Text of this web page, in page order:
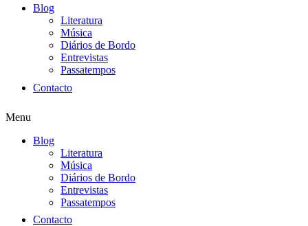
Blog
Literatura
Música
Diários de Bordo
Entrevistas
Passatempos
Contacto
Menu
Blog
Literatura
Música
Diários de Bordo
Entrevistas
Passatempos
Contacto